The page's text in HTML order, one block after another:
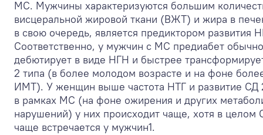
МС. Мужчины характеризуются большим
висцеральной жировой ткани (ВЖТ) и жира в
в свою очередь, является предиктором развития
Соответственно, у мужчин с МС предиабет обычно
дебютирует в виде НГН и быстрее
2 типа (в более молодом возрасте и на фоне
ИМТ). У женщин выше частота НТГ и развитие СД
в рамках МС (на фоне ожирения и других
нарушений) у них происходит чаще, хотя в целом
чаще встречается у мужчин1.